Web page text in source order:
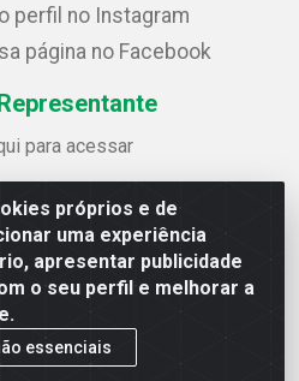
próprios e de
uma experiência
apresentar publicidade
o seu perfil e melhorar a
essenciais
perfil no Instagram
página no Facebook
para acessar
Novolar Ltda
430 - Prazeres - Jaboatão dos
- CEP 54.325-610
0013-70